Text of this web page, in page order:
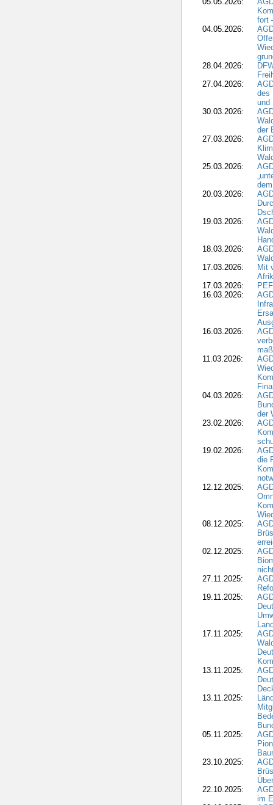
fort
04.05.2026:
28.04.2026:
27.04.2026:
des
und
30.03.2026:
der
27.03.2026:
25.03.2026:
20.03.2026:
19.03.2026:
18.03.2026:
17.03.2026:
Mit
17.03.2026:
16.03.2026:
16.03.2026:
11.03.2026:
04.03.2026:
der
23.02.2026:
19.02.2026:
die
12.12.2025:
08.12.2025:
02.12.2025:
27.11.2025:
19.11.2025:
17.11.2025:
13.11.2025:
13.11.2025:
05.11.2025:
23.10.2025:
22.10.2025:
im